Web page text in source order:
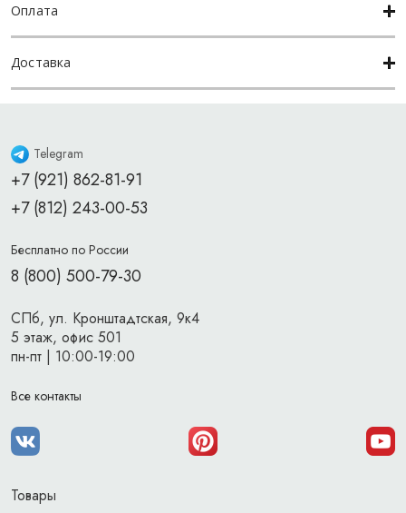
Оплата
Доставка
Telegram
+7 (921) 862-81-91
+7 (812) 243-00-53
Бесплатно по России
8 (800) 500-79-30
СПб, ул. Кронштадтская, 9к4
5 этаж, офис 501
пн-пт | 10:00-19:00
Все контакты
Товары